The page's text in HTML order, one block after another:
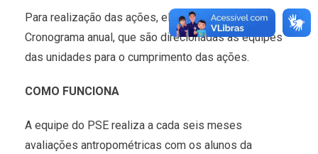
Para realização das ações, elaboramos um
Cronograma anual, que são direcionadas às equipes
das unidades para o cumprimento das ações.
COMO FUNCIONA
A equipe do PSE realiza a cada seis meses
avaliações antropométricas com os alunos da